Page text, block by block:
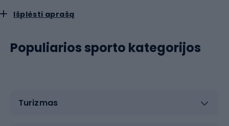
stora arba jei vaikui sunku suspausti ranką, tai reiškia, kad
medžiagos ir technologijosPanašiai kaip ir suaugusiųjų
pirštinės, vaikiškos slidinėjimo pirštinės gaminamos iš
izoliacijos sluoksniu. Įprasta rasti modelių su
Išplėsti aprašą
Populiarios sporto kategorijos
Turizmas